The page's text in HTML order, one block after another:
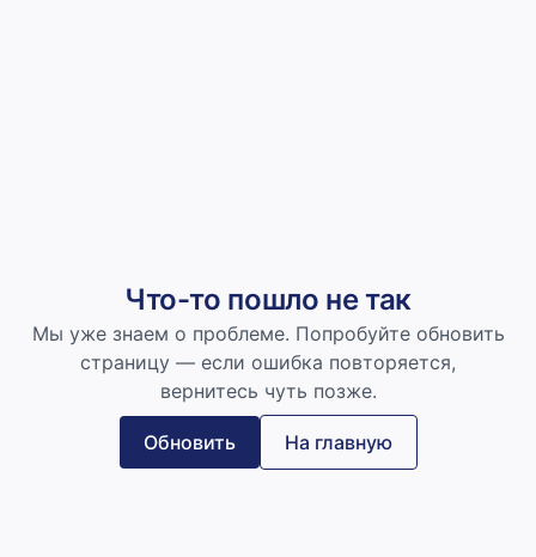
Что-то пошло не так
Мы уже знаем о проблеме. Попробуйте обновить
страницу — если ошибка повторяется,
вернитесь чуть позже.
Обновить На главную